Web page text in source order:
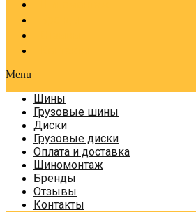
Menu
Шины
Грузовые шины
Диски
Грузовые диски
Оплата и доставка
Шиномонтаж
Бренды
Отзывы
Контакты